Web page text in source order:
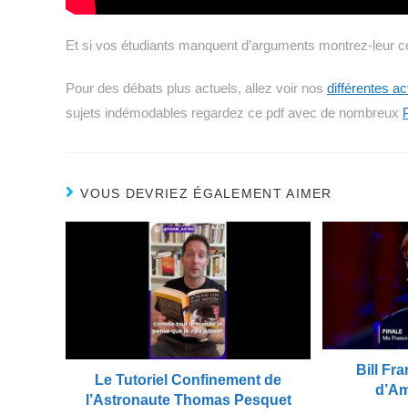
Et si vos étudiants manquent d’arguments montrez-leur
Pour des débats plus actuels, allez voir nos différentes
sujets indémodables regardez ce pdf avec de nombreux
VOUS DEVRIEZ ÉGALEMENT AIMER
Le Tutoriel Confinement de
l’Astronaute Thomas Pesquet
Bill